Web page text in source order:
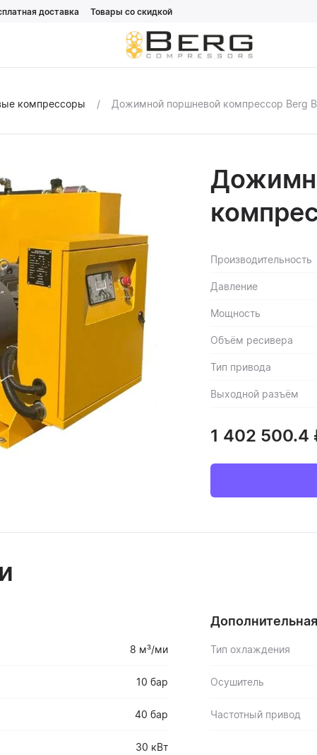
доставка Товары со скидкой
компрессоры Дожимной поршневой компрессор Berg
Производительность
Давление
Мощность
Объём ресивера
Тип привода
Выходной разъём
1 402 500.4
8 м³/ми
10 бар
40 бар
30 кВт
Тип охлаждения
Осушитель
Частотный привод